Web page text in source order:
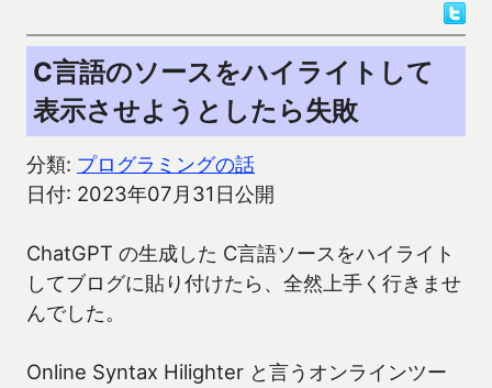
C言語のソースをハイライトして
表示させようとしたら失敗
分類: プログラミングの話
日付: 2023年07月31日公開
ChatGPT の生成した C言語ソースをハイライト
してブログに貼り付けたら、全然上手く行きませ
んでした。
Online Syntax Hilighter と言うオンラインツー